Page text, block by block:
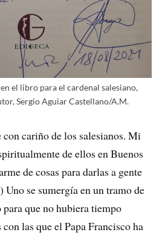
el libro para el cardenal salesiano,
Sergio Aguiar Castellano/A.M.
con cariño de los salesianos. Mi
de ellos en Buenos
de cosas para darlas a gente
se sumergía en un tramo de
que no hubiera tiempo
las que el Papa Francisco ha